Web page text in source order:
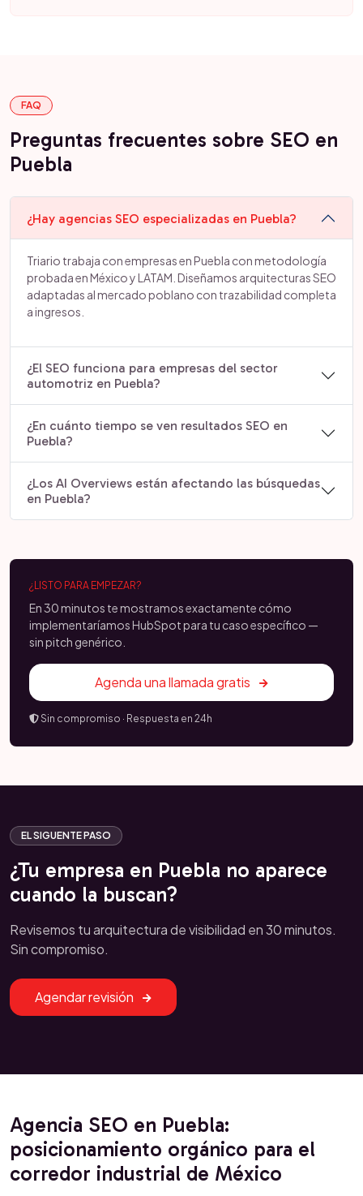
FAQ
Preguntas frecuentes sobre SEO en
Puebla
¿Hay agencias SEO especializadas en Puebla?
Triario trabaja con empresas en Puebla con metodología
probada en México y LATAM. Diseñamos arquitecturas SEO
adaptadas al mercado poblano con trazabilidad completa
a ingresos.
¿El SEO funciona para empresas del sector
automotriz en Puebla?
¿En cuánto tiempo se ven resultados SEO en
Puebla?
¿Los AI Overviews están afectando las búsquedas
en Puebla?
¿LISTO PARA EMPEZAR?
En 30 minutos te mostramos exactamente cómo
implementaríamos HubSpot para tu caso específico —
sin pitch genérico.
Agenda una llamada gratis
Sin compromiso · Respuesta en 24h
EL SIGUENTE PASO
¿Tu empresa en Puebla no aparece
cuando la buscan?
Revisemos tu arquitectura de visibilidad en 30 minutos.
Sin compromiso.
Agendar revisión
Agencia SEO en Puebla:
posicionamiento orgánico para el
corredor industrial de México